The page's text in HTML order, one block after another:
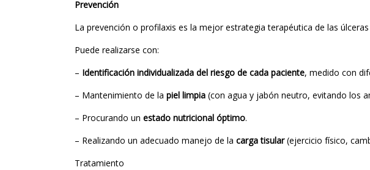
Prevención
La prevención o profilaxis es la mejor estrategia terapéutica de las
Puede realizarse con:
– Identificación individualizada del riesgo de cada paciente, medido con
– Mantenimiento de la piel limpia (con agua y jabón neutro, evitando los
– Procurando un estado nutricional óptimo.
– Realizando un adecuado manejo de la carga tisular(ejercicio físico,
Tratamiento